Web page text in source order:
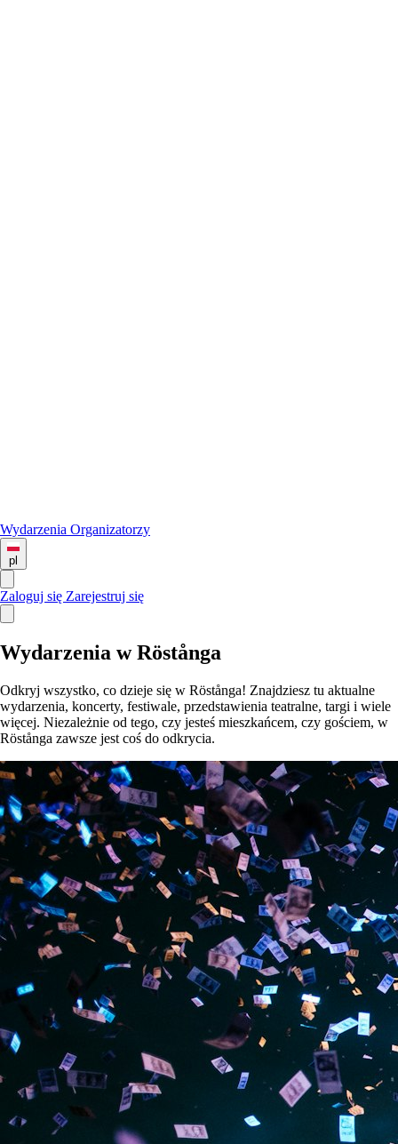
Wydarzenia Organizatorzy
pl
Zaloguj się Zarejestruj się
Wydarzenia w Röstånga
Odkryj wszystko, co dzieje się w Röstånga! Znajdziesz tu aktualne
wydarzenia, koncerty, festiwale, przedstawienia teatralne, targi i wiele
więcej. Niezależnie od tego, czy jesteś mieszkańcem, czy gościem, w
Röstånga zawsze jest coś do odkrycia.